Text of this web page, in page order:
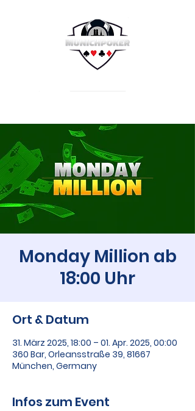
Monday Million ab
18:00 Uhr
Ort & Datum
31. März 2025, 18:00 – 01. Apr. 2025, 00:00
360 Bar, Orleansstraße 39, 81667
München, Germany
Infos zum Event